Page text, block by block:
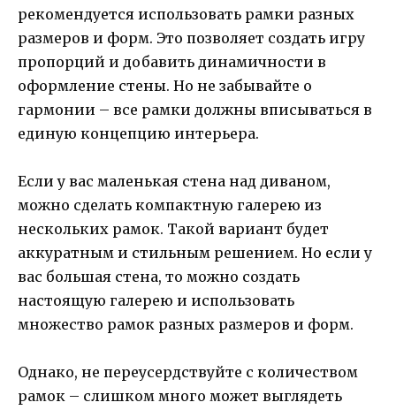
рекомендуется использовать рамки разных
размеров и форм. Это позволяет создать игру
пропорций и добавить динамичности в
оформление стены. Но не забывайте о
гармонии – все рамки должны вписываться в
единую концепцию интерьера.
Если у вас маленькая стена над диваном,
можно сделать компактную галерею из
нескольких рамок. Такой вариант будет
аккуратным и стильным решением. Но если у
вас большая стена, то можно создать
настоящую галерею и использовать
множество рамок разных размеров и форм.
Однако, не переусердствуйте с количеством
рамок – слишком много может выглядеть